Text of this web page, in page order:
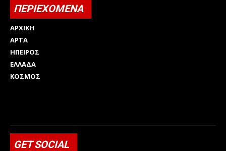
ΠΕΡΙΕΧΟΜΕΝΑ
ΑΡΧΙΚΗ
ΑΡΤΑ
ΗΠΕΙΡΟΣ
ΕΛΛΑΔΑ
ΚΟΣΜΟΣ
GET SOCIAL